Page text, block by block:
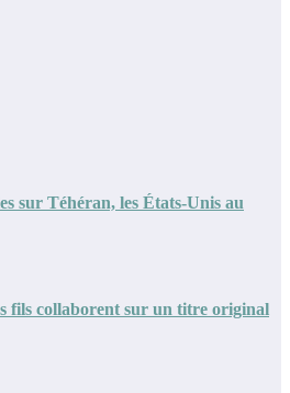
sur Téhéran, les États-Unis au
fils collaborent sur un titre original